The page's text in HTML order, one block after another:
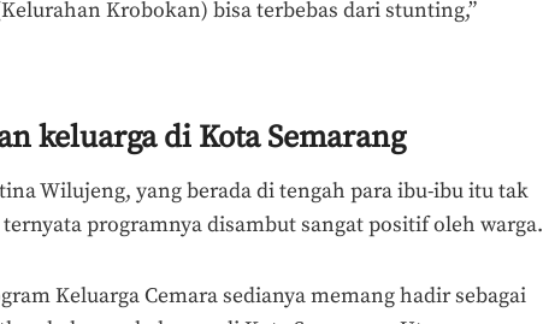
Krobokan) bisa terbebas dari stunting,”
keluarga di Kota Semarang
Wilujeng, yang berada di tengah para ibu-ibu itu tak
programnya disambut sangat positif oleh warga.
Keluarga Cemara sedianya memang hadir sebagai